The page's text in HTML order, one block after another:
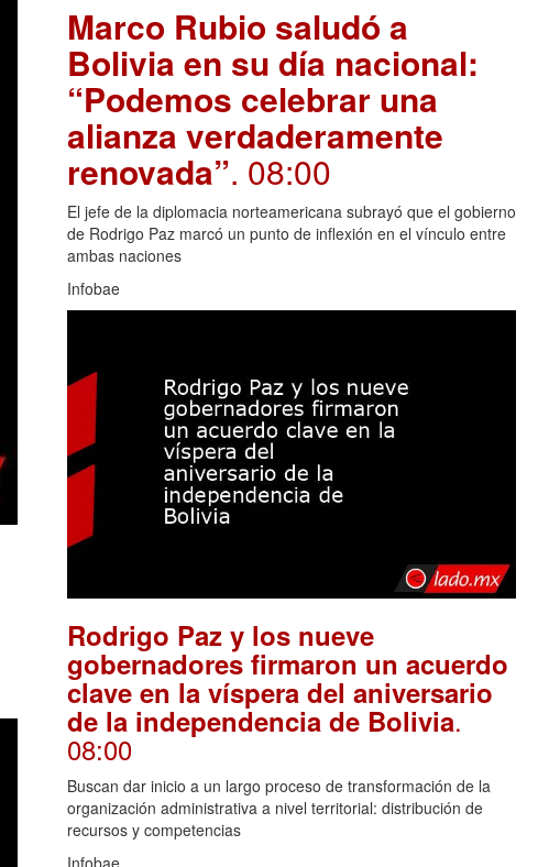
Marco Rubio saludó a
Bolivia en su día nacional:
“Podemos celebrar una
alianza verdaderamente
renovada”. 08:00
El jefe de la diplomacia norteamericana subrayó que el gobierno
de Rodrigo Paz marcó un punto de inflexión en el vínculo entre
ambas naciones
Infobae
Rodrigo Paz y los nueve
gobernadores firmaron un acuerdo
clave en la víspera del aniversario
de la independencia de Bolivia.
08:00
Buscan dar inicio a un largo proceso de transformación de la
organización administrativa a nivel territorial: distribución de
recursos y competencias